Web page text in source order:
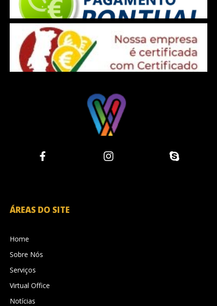
ÁREAS DO SITE
Home
Sobre Nós
Serviços
Virtual Office
Notícias